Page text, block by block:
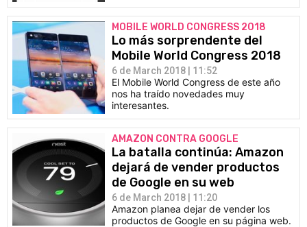
MOBILE WORLD CONGRESS 2018
Lo más sorprendente del
Mobile World Congress 2018
6 de March 2018 | 11:52
El Mobile World Congress de este año
nos ha traído novedades muy
interesantes.
AMAZON CONTRA GOOGLE
La batalla continúa: Amazon
dejará de vender productos
de Google en su web
6 de March 2018 | 11:20
Amazon planea dejar de vender los
productos de Google en su página web.